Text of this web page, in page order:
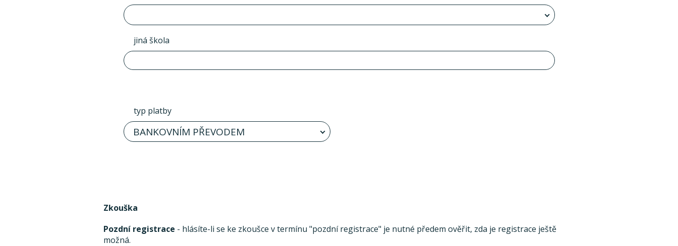
jiná škola
typ platby
BANKOVNÍM PŘEVODEM
Zkouška
Pozdní registrace - hlásíte-li se ke zkoušce v termínu "pozdní registrace" je nutné předem ověřit, zda je registrace ještě
možná.